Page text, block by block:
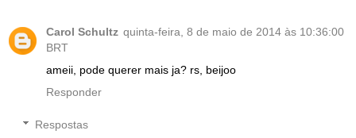
Carol Schultz quinta-feira, 8 de maio de 2014 às 10:36:00
BRT
ameii, pode querer mais ja? rs, beijoo
Responder
Respostas